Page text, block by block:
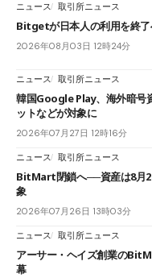
ニュース 取引所ニュース
Bitgetが日本人の利用を終
2026年08月03日 12時24分
ニュース 取引所ニュース
韓国Google Play、海外暗号
ットなどが対象に
2026年07月27日 12時16分
ニュース 取引所ニュース
BitMart閉鎖へ──資産は8月
象
2026年07月26日 13時03分
ニュース 取引所ニュース
アーサー・ヘイズ創業の
幕